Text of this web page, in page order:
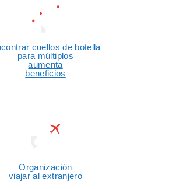
cuellos de botella
para múltiplos
aumenta
beneficios
Organización
viajar al extranjero